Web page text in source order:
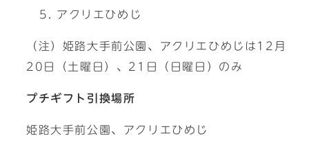
アクリエひめじ
（注）姫路大手前公園、アクリエひめじは12月
20日（土曜日）、21日（日曜日）のみ
プチギフト引換場所
姫路大手前公園、アクリエひめじ